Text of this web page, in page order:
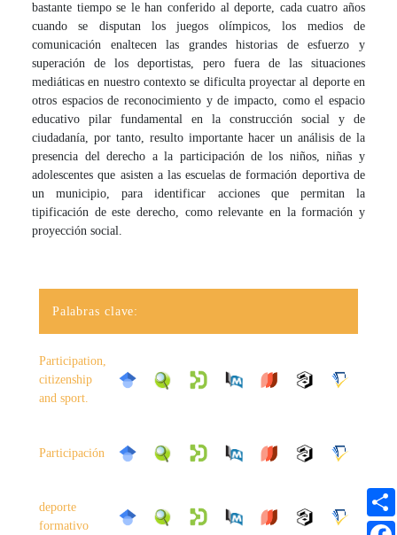
bastante tiempo se le han conferido al deporte, cada cuatro años
cuando se disputan los juegos olímpicos, los medios de
comunicación enaltecen las grandes historias de esfuerzo y
superación de los deportistas, pero fuera de las situaciones
mediáticas en nuestro contexto se dificulta proyectar al deporte en
otros espacios de reconocimiento y de impacto, como el espacio
educativo pilar fundamental en la construcción social y de
ciudadanía, por tanto, resulto importante hacer un análisis de la
presencia del derecho a la participación de los niños, niñas y
adolescentes que asisten a las escuelas de formación deportiva de
un municipio, para identificar acciones que permitan la
tipificación de este derecho, como relevante en la formación y
proyección social.
Palabras clave:
Participation,
citizenship
and sport.
Participación
deporte
formativo